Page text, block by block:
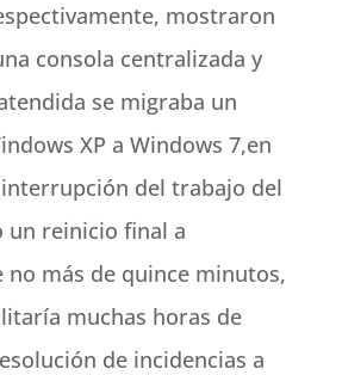
mostraron
consola centralizada y
se migraba un
XP a Windows 7,en
del trabajo del
un reinicio final a
no más de quince minutos,
muchas horas de
de incidencias a